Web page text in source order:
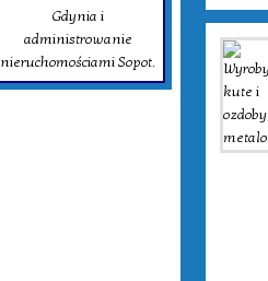
Gdynia i
administrowanie
nieruchomościami Sopot.